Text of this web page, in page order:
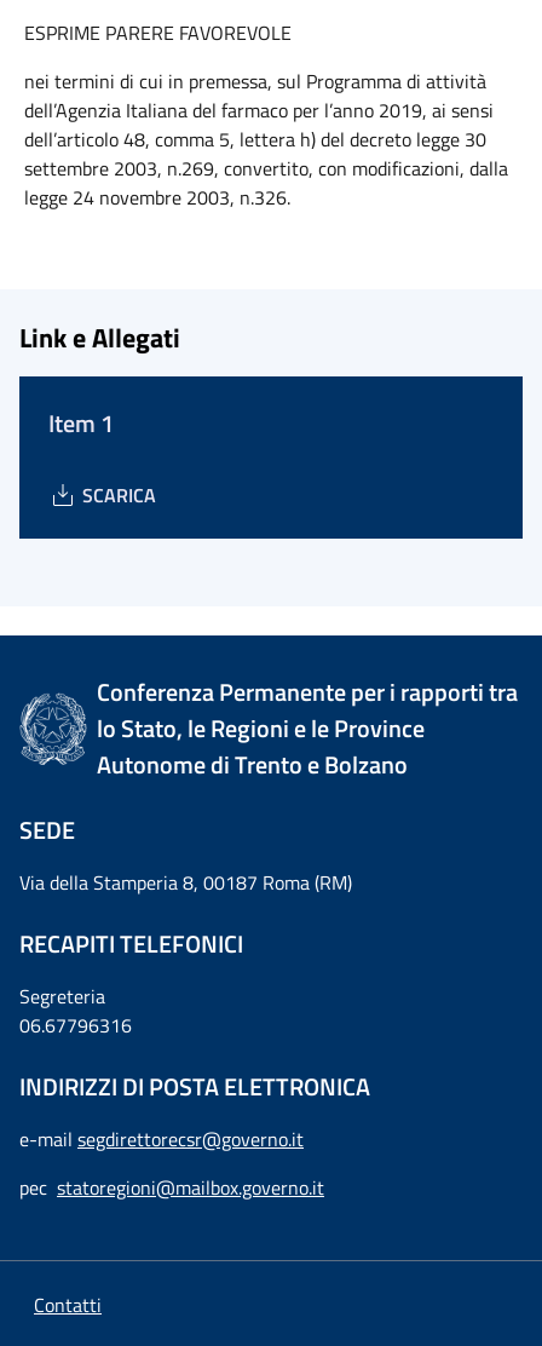
ESPRIME PARERE FAVOREVOLE
nei termini di cui in premessa, sul Programma di attività
dell’Agenzia Italiana del farmaco per l’anno 2019, ai sensi
dell’articolo 48, comma 5, lettera h) del decreto legge 30
settembre 2003, n.269, convertito, con modificazioni, dalla
legge 24 novembre 2003, n.326.
Link e Allegati
Item 1
SCARICA
Conferenza Permanente per i rapporti tra
lo Stato, le Regioni e le Province
Autonome di Trento e Bolzano
SEDE
Via della Stamperia 8, 00187 Roma (RM)
RECAPITI TELEFONICI
Segreteria
06.67796316
INDIRIZZI DI POSTA ELETTRONICA
e-mail segdirettorecsr@governo.it
pec statoregioni@mailbox.governo.it
Contatti